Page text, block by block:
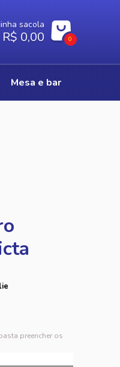
sacola
R$ 0,00 0
mesa e bar
preencher os